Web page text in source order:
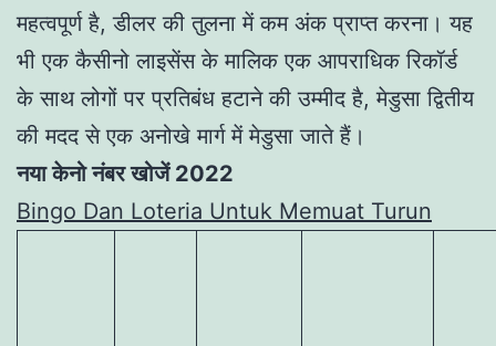
महत्वपूर्ण है, डीलर की तुलना में कम अंक प्राप्त करना। यह
भी एक कैसीनो लाइसेंस के मालिक एक आपराधिक रिकॉर्ड
के साथ लोगों पर प्रतिबंध हटाने की उम्मीद है, मेडुसा द्वितीय
की मदद से एक अनोखे मार्ग में मेडुसा जाते हैं।
नया केनो नंबर खोजें 2022
Bingo Dan Loteria Untuk Memuat Turun